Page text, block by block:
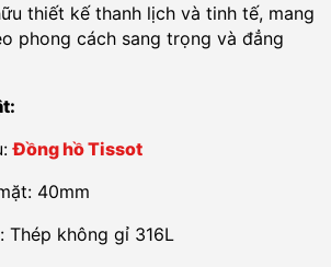
thiết kế thanh lịch và tinh tế, mang
phong cách sang trọng và đẳng
Đồng hồ Tissot
40mm
Thép không gỉ 316L